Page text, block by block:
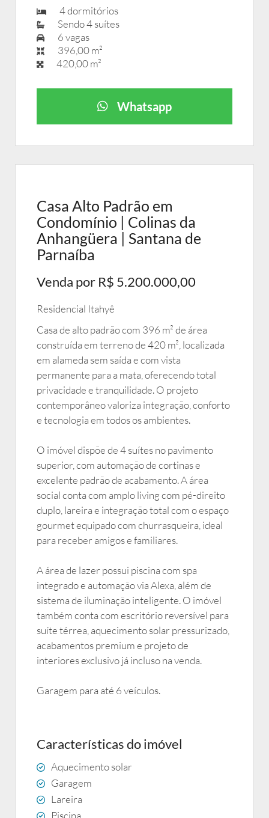
4 dormitórios
Sendo 4 suítes
6 vagas
396,00 m²
420,00 m²
Whatsapp
Casa Alto Padrão em
Condomínio | Colinas da
Anhangüera | Santana de
Parnaíba
Venda por R$ 5.200.000,00
Residencial Itahyê
Casa de alto padrão com 396 m² de área
construída em terreno de 420 m², localizada
em alameda sem saída e com vista
permanente para a mata, oferecendo total
privacidade e tranquilidade. O projeto
contemporâneo valoriza integração, conforto
e tecnologia em todos os ambientes.
O imóvel dispõe de 4 suítes no pavimento
superior, com automação de cortinas e
excelente padrão de acabamento. A área
social conta com amplo living com pé-direito
duplo, lareira e integração total com o espaço
gourmet equipado com churrasqueira, ideal
para receber amigos e familiares.
A área de lazer possui piscina com spa
integrado e automação via Alexa, além de
sistema de iluminação inteligente. O imóvel
também conta com escritório reversível para
suíte térrea, aquecimento solar pressurizado,
acabamentos premium e projeto de
interiores exclusivo já incluso na venda.
Garagem para até 6 veículos.
Características do imóvel
Aquecimento solar
Garagem
Lareira
Piscina